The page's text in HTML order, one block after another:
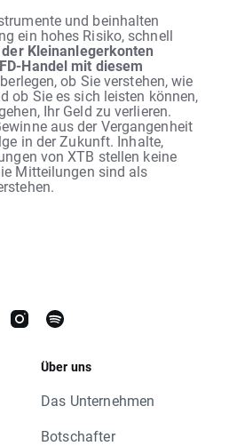
und beinhalten
ein hohes Risiko, schnell
der Kleinanlegerkonten
Handel mit diesem
ob Sie verstehen, wie
ob Sie es sich leisten können,
Ihr Geld zu verlieren.
aus der Vergangenheit
in der Zukunft. Inhalte,
von XTB stellen keine
Mitteilungen sind als
Über uns
Das Unternehmen
Botschafter